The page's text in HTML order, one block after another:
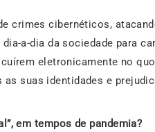
crimes cibernéticos,
a-dia da sociedade para
eletronicamente no
suas identidades e
em tempos de pandemia?